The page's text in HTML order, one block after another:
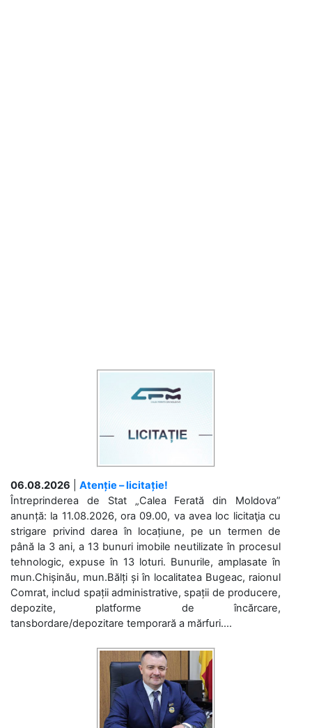
06.08.2026
Atenție – licitație!
Întreprinderea de Stat „Calea Ferată din Moldova”
anunță: la 11.08.2026, ora 09.00, va avea loc licitaţia cu
strigare privind darea în locațiune, pe un termen de
până la 3 ani, a 13 bunuri imobile neutilizate în procesul
tehnologic, expuse în 13 loturi. Bunurile, amplasate în
mun.Chișinău, mun.Bălți și în localitatea Bugeac, raionul
Comrat, includ spații administrative, spații de producere,
depozite, platforme de încărcare,
tansbordare/depozitare temporară a mărfuri....